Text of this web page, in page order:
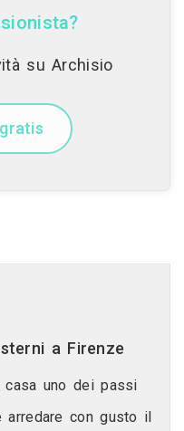
su Archisio
a Firenze
casa uno dei passi
con gusto il